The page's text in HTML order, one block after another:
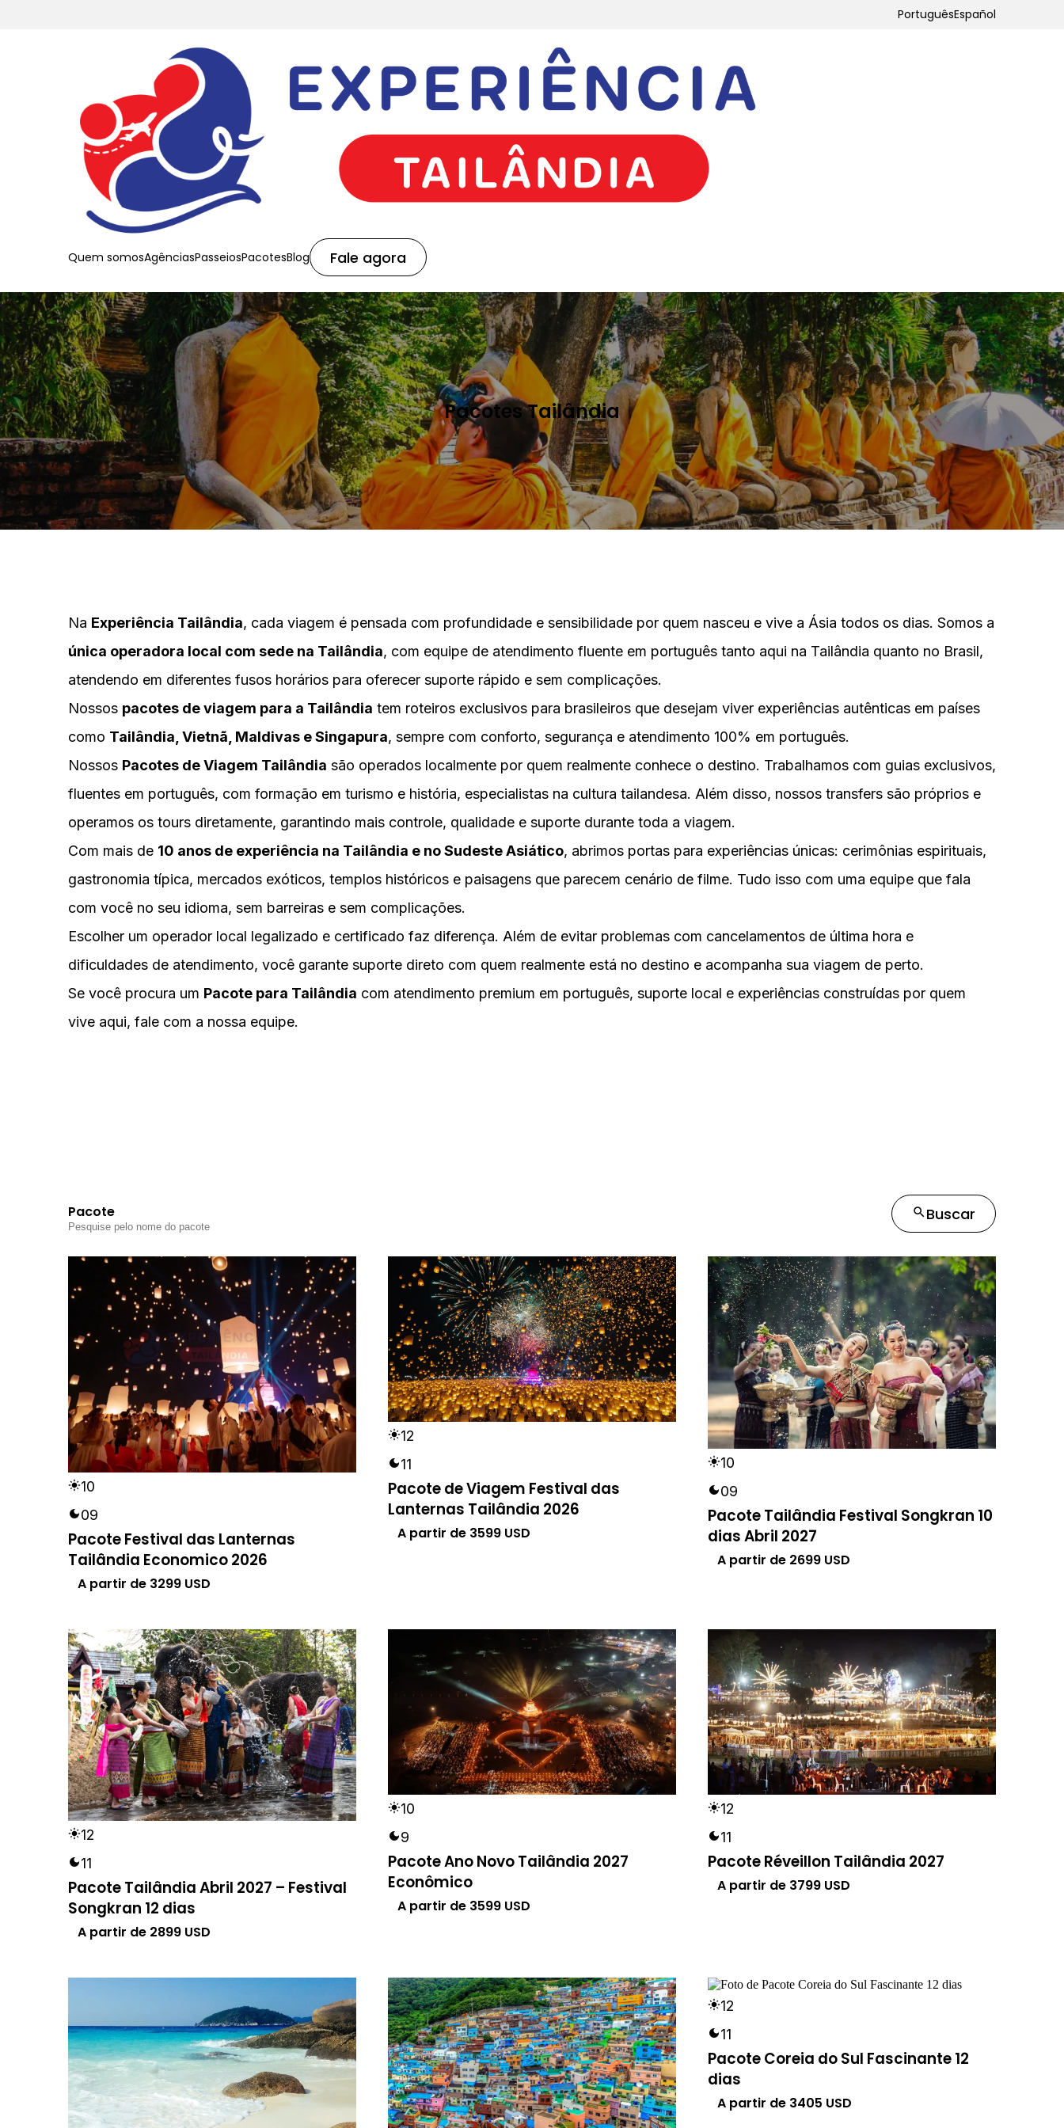
PortuguêsEspañol
Quem somosAgênciasPasseiosPacotesBlog Fale agora
Pacotes Tailândia
Na Experiência Tailândia, cada viagem é pensada com profundidade e sensibilidade por quem nasceu e vive a Ásia todos os dias. Somos a
única operadora local com sede na Tailândia, com equipe de atendimento fluente em português tanto aqui na Tailândia quanto no Brasil,
atendendo em diferentes fusos horários para oferecer suporte rápido e sem complicações.
Nossos pacotes de viagem para a Tailândia tem roteiros exclusivos para brasileiros que desejam viver experiências autênticas em países
como Tailândia, Vietnã, Maldivas e Singapura, sempre com conforto, segurança e atendimento 100% em português.
Nossos Pacotes de Viagem Tailândia são operados localmente por quem realmente conhece o destino. Trabalhamos com guias exclusivos,
fluentes em português, com formação em turismo e história, especialistas na cultura tailandesa. Além disso, nossos transfers são próprios e
operamos os tours diretamente, garantindo mais controle, qualidade e suporte durante toda a viagem.
Com mais de 10 anos de experiência na Tailândia e no Sudeste Asiático, abrimos portas para experiências únicas: cerimônias espirituais,
gastronomia típica, mercados exóticos, templos históricos e paisagens que parecem cenário de filme. Tudo isso com uma equipe que fala
com você no seu idioma, sem barreiras e sem complicações.
Escolher um operador local legalizado e certificado faz diferença. Além de evitar problemas com cancelamentos de última hora e
dificuldades de atendimento, você garante suporte direto com quem realmente está no destino e acompanha sua viagem de perto.
Se você procura um Pacote para Tailândia com atendimento premium em português, suporte local e experiências construídas por quem
vive aqui, fale com a nossa equipe.
Pacote Buscar
10
09
Pacote Festival das Lanternas
Tailândia Economico 2026
A partir de 3299 USD
12
11
Pacote de Viagem Festival das
Lanternas Tailândia 2026
A partir de 3599 USD
10
09
Pacote Tailândia Festival Songkran 10
dias Abril 2027
A partir de 2699 USD
12
11
Pacote Tailândia Abril 2027 – Festival
Songkran 12 dias
A partir de 2899 USD
10
9
Pacote Ano Novo Tailândia 2027
Econômico
A partir de 3599 USD
12
11
Pacote Réveillon Tailândia 2027
A partir de 3799 USD
12
11
Pacote Coreia do Sul Fascinante 12
dias
A partir de 3405 USD